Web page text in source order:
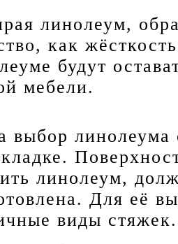
линолеум,
как
будут
мебели.
выбор
линолеум,
Для её
виды стяжек.